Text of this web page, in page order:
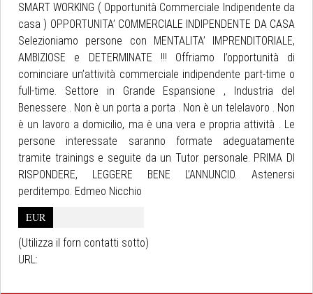
SMART WORKING ( Opportunità Commerciale Indipendente da
casa ) OPPORTUNITA’ COMMERCIALE INDIPENDENTE DA CASA
Selezioniamo persone con MENTALITA’ IMPRENDITORIALE,
AMBIZIOSE e DETERMINATE !!! Offriamo l’opportunità di
cominciare un’attività commerciale indipendente part-time o
full-time. Settore in Grande Espansione , Industria del
Benessere . Non è un porta a porta . Non è un telelavoro . Non
è un lavoro a domicilio, ma è una vera e propria attività . Le
persone interessate saranno formate adeguatamente
tramite trainings e seguite da un Tutor personale. PRIMA DI
RISPONDERE, LEGGERE BENE L’ANNUNCIO. Astenersi
perditempo. Edmeo Nicchio
EUR
(Utilizza il forn contatti sotto)
URL: